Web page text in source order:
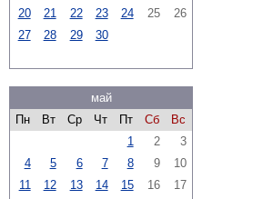
20
21 22 23 24 25
26
27
28 29 30
май
Пн
Вт Ср Чт Пт Сб
Вс
1
2
3
4
5 6 7 8 9
10
11
12 13 14 15 16
17